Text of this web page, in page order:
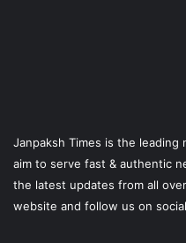
Janpaksh Times is the
aim to serve fast & authentic
the latest updates from all
website and follow us on